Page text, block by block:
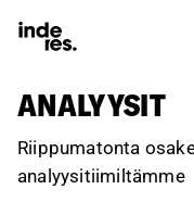
ANALYYSIT
Riippumatonta
analyysitiimiltämme